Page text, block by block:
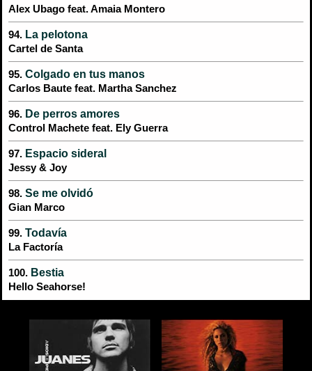
Alex Ubago feat. Amaia Montero
94. La pelotona
Cartel de Santa
95. Colgado en tus manos
Carlos Baute feat. Martha Sanchez
96. De perros amores
Control Machete feat. Ely Guerra
97. Espacio sideral
Jessy & Joy
98. Se me olvidó
Gian Marco
99. Todavía
La Factoría
100. Bestia
Hello Seahorse!